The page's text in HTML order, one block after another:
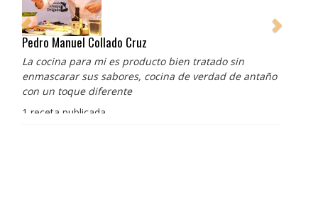
Pedro Manuel Collado Cruz
La cocina para mi es producto bien tratado sin
enmascarar sus sabores, cocina de verdad de antaño
con un toque diferente
1 receta publicada